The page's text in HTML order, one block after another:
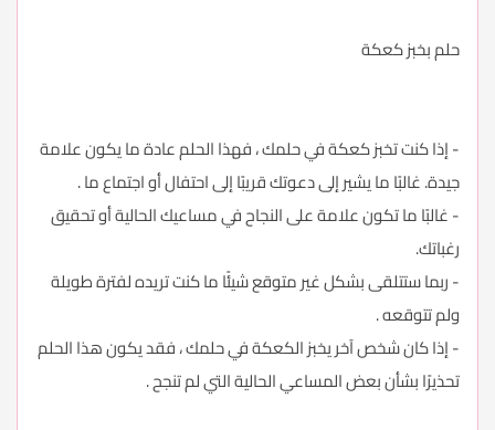
حلم بخبز كعكة
- إذا كنت تخبز كعكة في حلمك ، فهذا الحلم عادة ما يكون علامة
جيدة. غالبًا ما يشير إلى دعوتك قريبًا إلى احتفال أو اجتماع ما .
- غالبًا ما تكون علامة على النجاح في مساعيك الحالية أو تحقيق
رغباتك.
- ربما ستتلقى بشكل غير متوقع شيئًا ما كنت تريده لفترة طويلة
ولم تتوقعه .
- إذا كان شخص آخر يخبز الكعكة في حلمك ، فقد يكون هذا الحلم
تحذيرًا بشأن بعض المساعي الحالية التي لم تنجح .